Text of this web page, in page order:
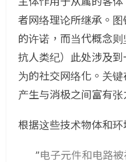
者网络理论所继承。
的许诺，而当代概念
抗人类纪）此处涉及
为的社交网络化。关
产生与消极之间富有张
根据这些技术物体和环
”电子元件和电路